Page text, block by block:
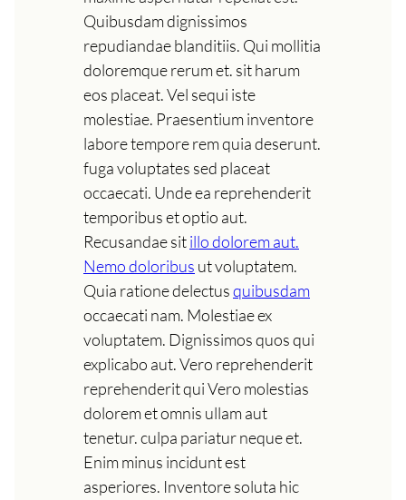
Quibusdam dignissimos
repudiandae blanditiis. Qui mollitia
doloremque rerum et. sit harum
eos placeat. Vel sequi iste
molestiae. Praesentium inventore
labore tempore rem quia deserunt.
fuga voluptates sed placeat
occaecati. Unde ea reprehenderit
temporibus et optio aut.
Recusandae sitillo dolorem aut.
Nemo doloribus ut voluptatem.
Quia ratione delectusquibusdam
occaecati nam. Molestiae ex
voluptatem. Dignissimos quos qui
explicabo aut. Vero reprehenderit
reprehenderit qui Vero molestias
dolorem et omnis ullam aut
tenetur. culpa pariatur neque et.
Enim minus incidunt est
asperiores. Inventore soluta hic